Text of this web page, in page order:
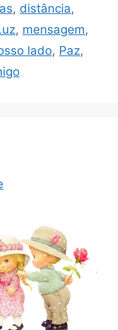
, distância,
, mensagem,
lado, Paz,